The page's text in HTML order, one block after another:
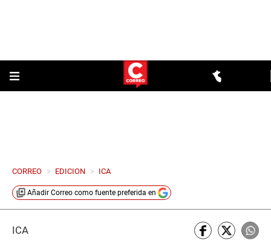
CORREO > EDICION > ICA
Añadir Correo como fuente preferida en
ICA